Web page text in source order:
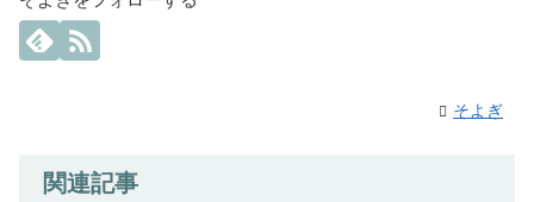
そよぎ
関連記事